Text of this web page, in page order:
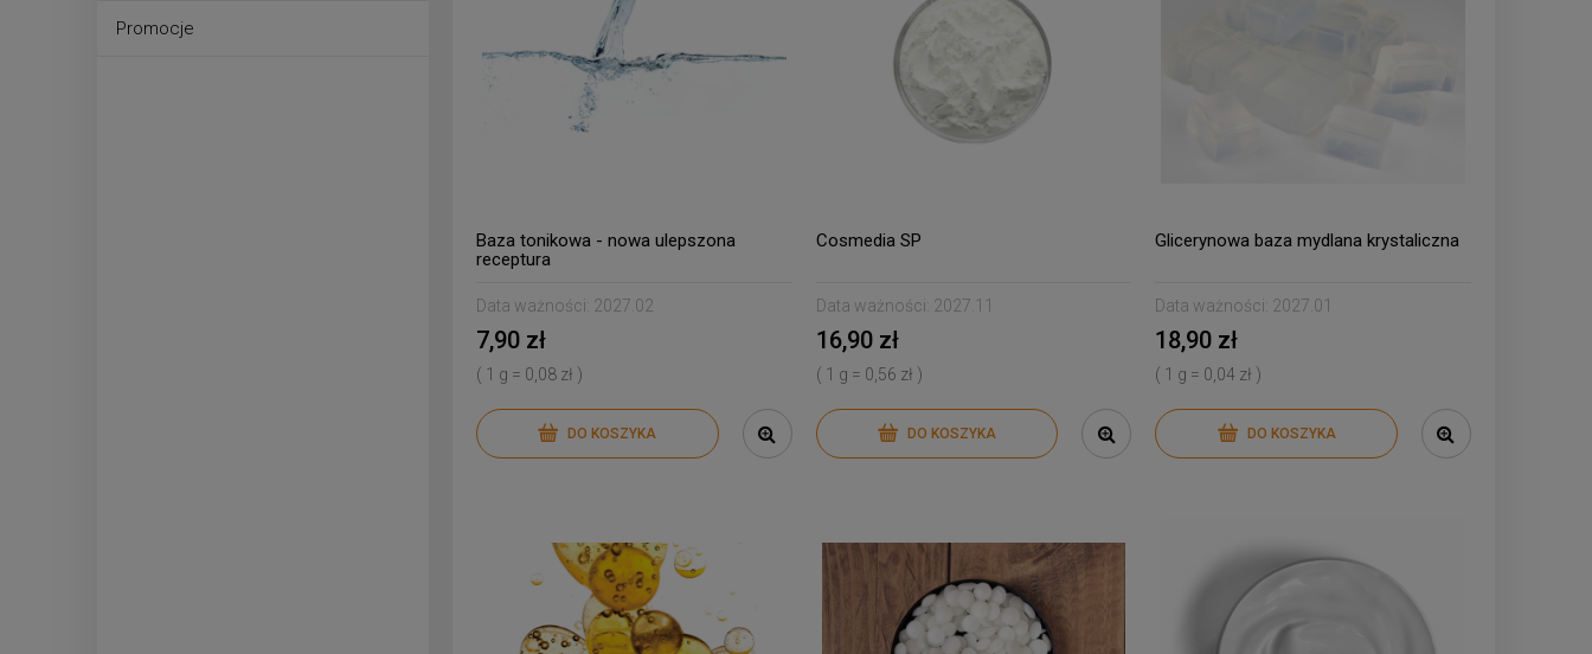
Promocje
Baza tonikowa - nowa ulepszona
receptura
Data ważności: 2027.02
7,90 zł
( 1 g = 0,08 zł )
DO KOSZYKA
Cosmedia SP
Data ważności: 2027.11
16,90 zł
( 1 g = 0,56 zł )
DO KOSZYKA
Glicerynowa baza mydlana krystaliczna
Data ważności: 2027.01
18,90 zł
( 1 g = 0,04 zł )
DO KOSZYKA